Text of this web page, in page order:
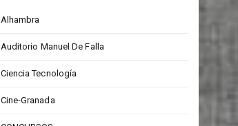
Alhambra
Auditorio Manuel De Falla
Ciencia Tecnología
Cine-Granada